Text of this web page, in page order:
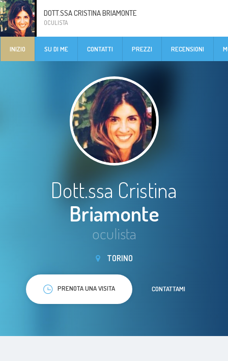
DOTT.SSA CRISTINA BRIAMONTE
OCULISTA
INIZIO SU DI ME CONTATTI PREZZI RECENSIONI
Dott.ssa Cristina
Briamonte
oculista
TORINO
PRENOTA UNA VISITA CONTATTAMI